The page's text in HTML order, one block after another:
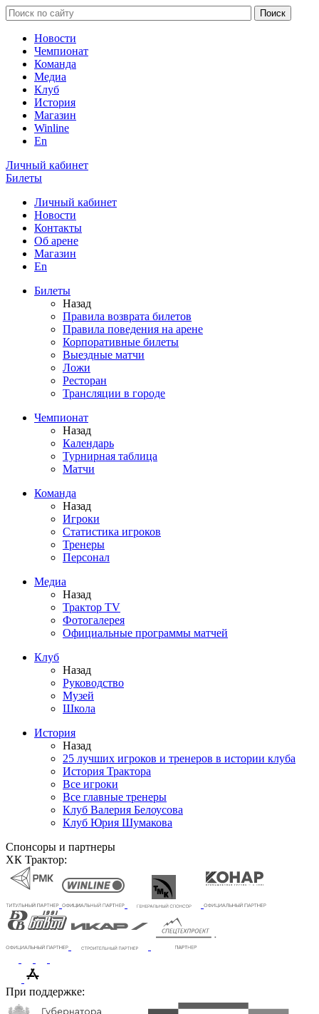
Новости
Чемпионат
Команда
Медиа
Клуб
История
Магазин
Winline
En
Личный кабинет
Билеты
Личный кабинет
Новости
Контакты
Об арене
Магазин
En
Билеты
Назад
Правила возврата билетов
Правила поведения на арене
Корпоративные билеты
Выездные матчи
Ложи
Ресторан
Трансляции в городе
Чемпионат
Назад
Календарь
Турнирная таблица
Матчи
Команда
Назад
Игроки
Статистика игроков
Тренеры
Персонал
Медиа
Назад
Трактор TV
Фотогалерея
Официальные программы матчей
Клуб
Назад
Руководство
Музей
Школа
История
Назад
25 лучших игроков и тренеров в истории клуба
История Трактора
Все игроки
Все главные тренеры
Клуб Валерия Белоусова
Клуб Юрия Шумакова
Спонсоры и партнеры
ХК Трактор:
При поддержке: